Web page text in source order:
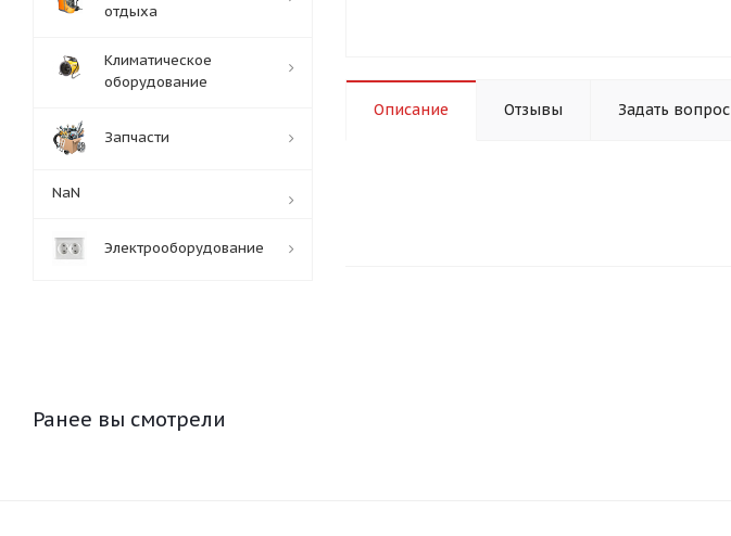
Описание Отзывы Задать вопрос
отдыха
Климатическое
оборудование
Запчасти
NaN
Электрооборудование
Ранее вы смотрели